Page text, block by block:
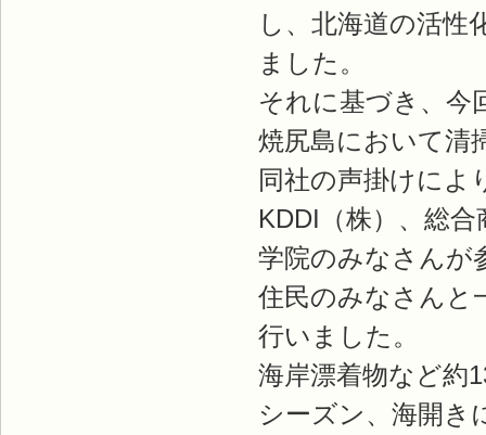
し、北海道の活性
ました。
それに基づき、今
焼尻島において清
同社の声掛けによ
KDDI（株）、総
学院のみなさんが
住民のみなさんと
行いました。
海岸漂着物など約
シーズン、海開き